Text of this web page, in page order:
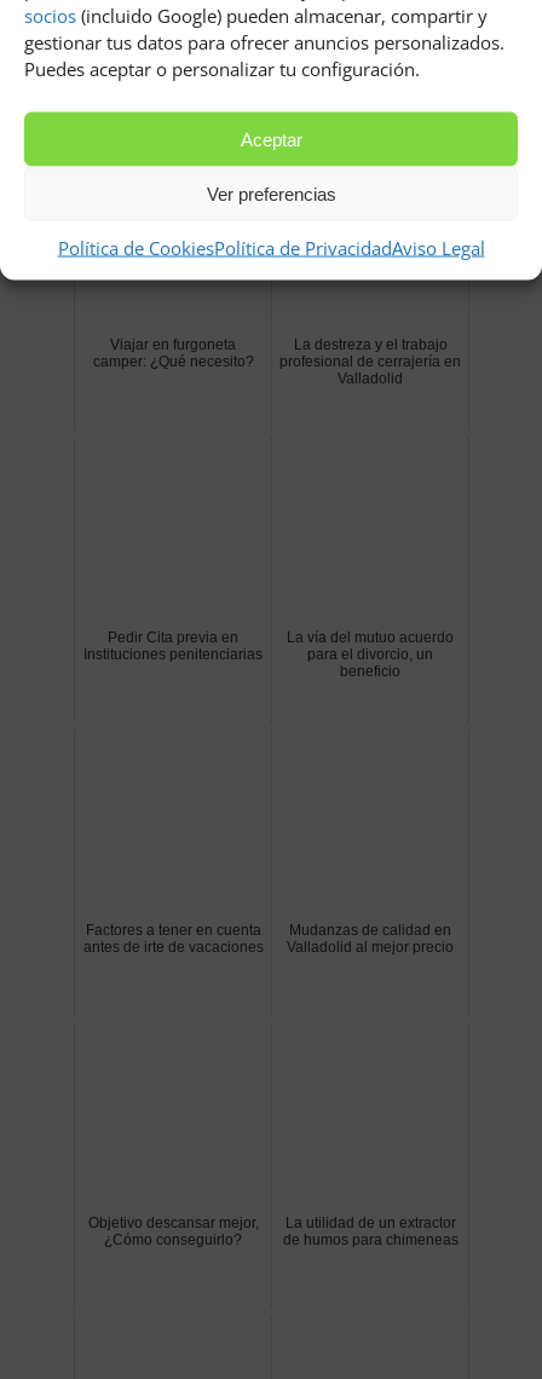
socios (incluido Google) pueden almacenar, compartir y
gestionar tus datos para ofrecer anuncios personalizados.
Puedes aceptar o personalizar tu configuración.
Aceptar
Ver preferencias
Política de CookiesPolítica de PrivacidadAviso Legal
autoestima y aprender cosas interesantesque les
ayudarán durante toda su vida.
Relacionados
Viajar en furgoneta
camper: ¿Qué necesito?
La destreza y el trabajo
profesional de cerrajería en
Valladolid
Pedir Cita previa en
Instituciones penitenciarias
La vía del mutuo acuerdo
para el divorcio, un
beneficio
Factores a tener en cuenta
antes de irte de vacaciones
Mudanzas de calidad en
Valladolid al mejor precio
Objetivo descansar mejor,
¿Cómo conseguirlo?
La utilidad de un extractor
de humos para chimeneas